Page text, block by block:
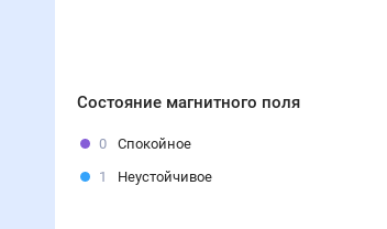
Состояние магнитного поля
0
Спокойное
1
Неустойчивое